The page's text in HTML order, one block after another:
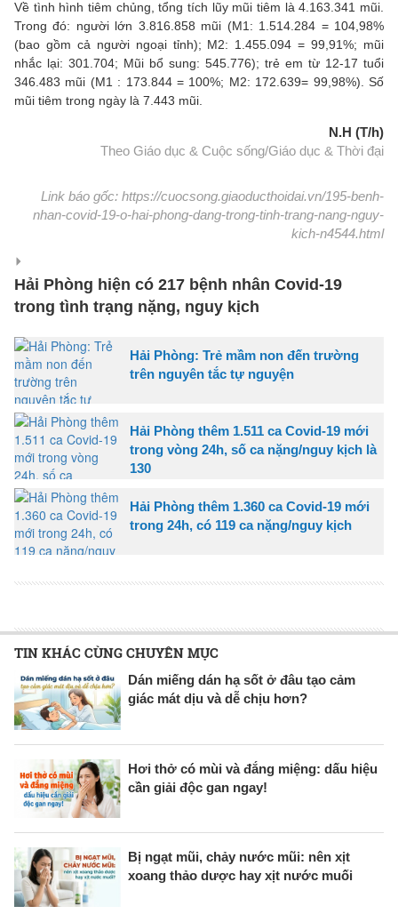
Về tình hình tiêm chủng, tổng tích lũy mũi tiêm là 4.163.341 mũi.
Trong đó: người lớn 3.816.858 mũi (M1: 1.514.284 = 104,98%
(bao gồm cả người ngoại tỉnh); M2: 1.455.094 = 99,91%; mũi
nhắc lại: 301.704; Mũi bổ sung: 545.776); trẻ em từ 12-17 tuổi
346.483 mũi (M1 : 173.844 = 100%; M2: 172.639= 99,98%). Số
mũi tiêm trong ngày là 7.443 mũi.
N.H (T/h)
Theo Giáo dục & Cuộc sống/Giáo dục & Thời đại
Link báo gốc: https://cuocsong.giaoducthoidai.vn/195-benh-
nhan-covid-19-o-hai-phong-dang-trong-tinh-trang-nang-nguy-
kich-n4544.html
Hải Phòng hiện có 217 bệnh nhân Covid-19
trong tình trạng nặng, nguy kịch
Hải Phòng: Trẻ mầm non đến trường
trên nguyên tắc tự nguyện
Hải Phòng thêm 1.511 ca Covid-19 mới
trong vòng 24h, số ca nặng/nguy kịch là
130
Hải Phòng thêm 1.360 ca Covid-19 mới
trong 24h, có 119 ca nặng/nguy kịch
TIN KHÁC CÙNG CHUYÊN MỤC
Dán miếng dán hạ sốt ở đâu tạo cảm
giác mát dịu và dễ chịu hơn?
Hơi thở có mùi và đắng miệng: dấu hiệu
cần giải độc gan ngay!
Bị ngạt mũi, chảy nước mũi: nên xịt
xoang thảo dược hay xịt nước muối